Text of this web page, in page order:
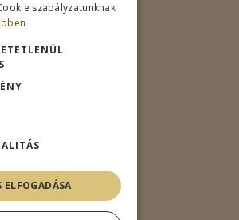
szabályzatunknak
ELFOGADÁSA